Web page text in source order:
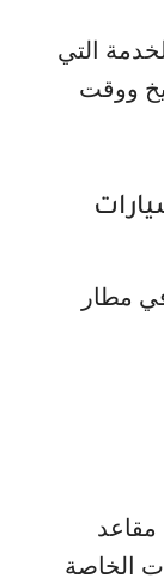
التي
ووقت
مطار
مقاعد
الخاصة